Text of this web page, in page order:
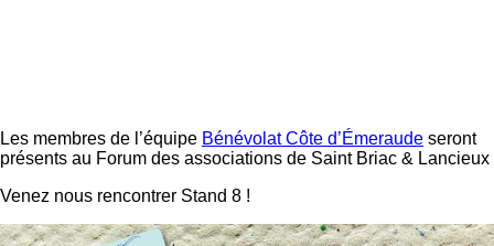
Les membres de l’équipe Bénévolat Côte d’Émeraude seront
présents au Forum des associations de Saint Briac & Lancieux
Venez nous rencontrer Stand 8 !